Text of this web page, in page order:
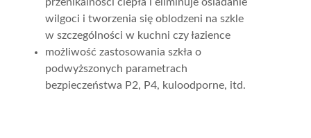
wilgoci i tworzenia się oblodzeni na szkle
w szczególności w kuchni czy łazience
możliwość zastosowania szkła o
podwyższonych parametrach
bezpieczeństwa P2, P4, kuloodporne, itd.